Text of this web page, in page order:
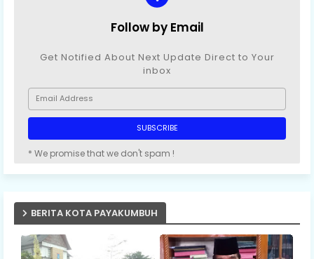
Follow by Email
Get Notified About Next Update Direct to Your
inbox
* We promise that we don't spam !
BERITA KOTA PAYAKUMBUH